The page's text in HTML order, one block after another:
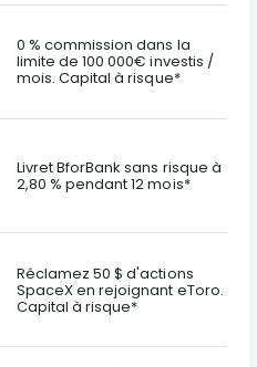
0 % commission dans la
limite de 100 000€ investis /
mois. Capital à risque*
Livret BforBank sans risque à
2,80 % pendant 12 mois*
Réclamez 50 $ d'actions
SpaceX en rejoignant eToro.
Capital à risque*